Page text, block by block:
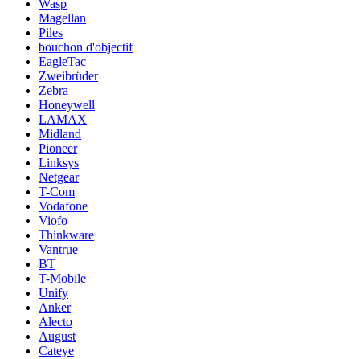
Wasp
Magellan
Piles
bouchon d'objectif
EagleTac
Zweibrüder
Zebra
Honeywell
LAMAX
Midland
Pioneer
Linksys
Netgear
T-Com
Vodafone
Viofo
Thinkware
Vantrue
BT
T-Mobile
Unify
Anker
Alecto
August
Cateye